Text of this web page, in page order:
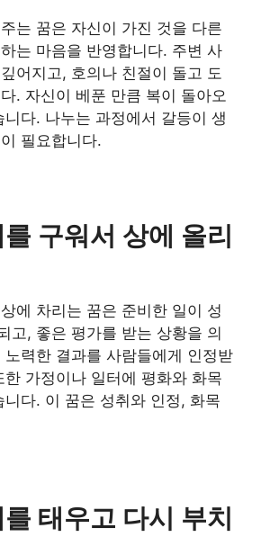
는 꿈은 자신이 가진 것을 다른
는 마음을 반영합니다. 주변 사
어지고, 호의나 친절이 돌고 도
. 자신이 베푼 만큼 복이 돌아오
다. 나누는 과정에서 갈등이 생
필요합니다.
구워서 상에 올리
에 차리는 꿈은 준비한 일이 성
고, 좋은 평가를 받는 상황을 의
노력한 결과를 사람들에게 인정받
가정이나 일터에 평화와 화목
니다. 이 꿈은 성취와 인정, 화목
태우고 다시 부치